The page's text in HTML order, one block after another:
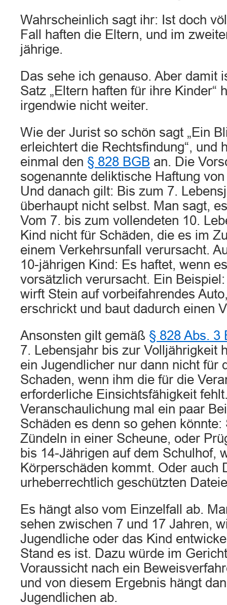
Wahrscheinlich sagt ihr: Ist doch
Fall haften die Eltern, und im
jährige.
Das sehe ich genauso. Aber damit
Satz „Eltern haften für ihre Kinder“
irgendwie nicht weiter.
Wie der Jurist so schön sagt „Ein
erleichtert die Rechtsfindung“, und
einmal den § 828 BGB an. Die
sogenannte deliktische Haftung
Und danach gilt: Bis zum 7.
überhaupt nicht selbst. Man sagt,
Vom 7. bis zum vollendeten 10.
Kind nicht für Schäden, die es im
einem Verkehrsunfall verursacht.
10-jährigen Kind: Es haftet, wenn
vorsätzlich verursacht. Ein
wirft Stein auf vorbeifahrendes
erschrickt und baut dadurch einen
Ansonsten gilt gemäß § 828 Abs. 3
7. Lebensjahr bis zur Volljährigkeit
ein Jugendlicher nur dann nicht für
Schaden, wenn ihm die für die
erforderliche Einsichtsfähigkeit
Veranschaulichung mal ein paar
Schäden es denn so gehen könnte:
Zündeln in einer Scheune, oder
bis 14-Jährigen auf dem Schulhof,
Körperschäden kommt. Oder auch
urheberrechtlich geschützten
Es hängt also vom Einzelfall ab.
sehen zwischen 7 und 17 Jahren,
Jugendliche oder das Kind
Stand es ist. Dazu würde im
Voraussicht nach ein
und von diesem Ergebnis hängt
Jugendlichen ab.